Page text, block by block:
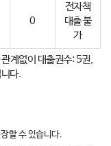
0
전자책
대출 불
가
계없이 대출권수: 5권,
다.
할 수 있습니다.